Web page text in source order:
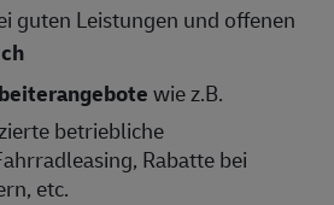
guten Leistungen und offenen
wie z.B.
betriebliche
Rabatte bei
etc.